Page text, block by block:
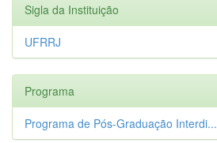
Sigla da Instituição
UFRRJ
Programa
Programa de Pós-Graduação Interdi...